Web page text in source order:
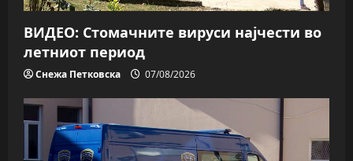
ВИДЕО: Стомачните вируси најчести во
летниот период
Снежа Петковска 07/08/2026